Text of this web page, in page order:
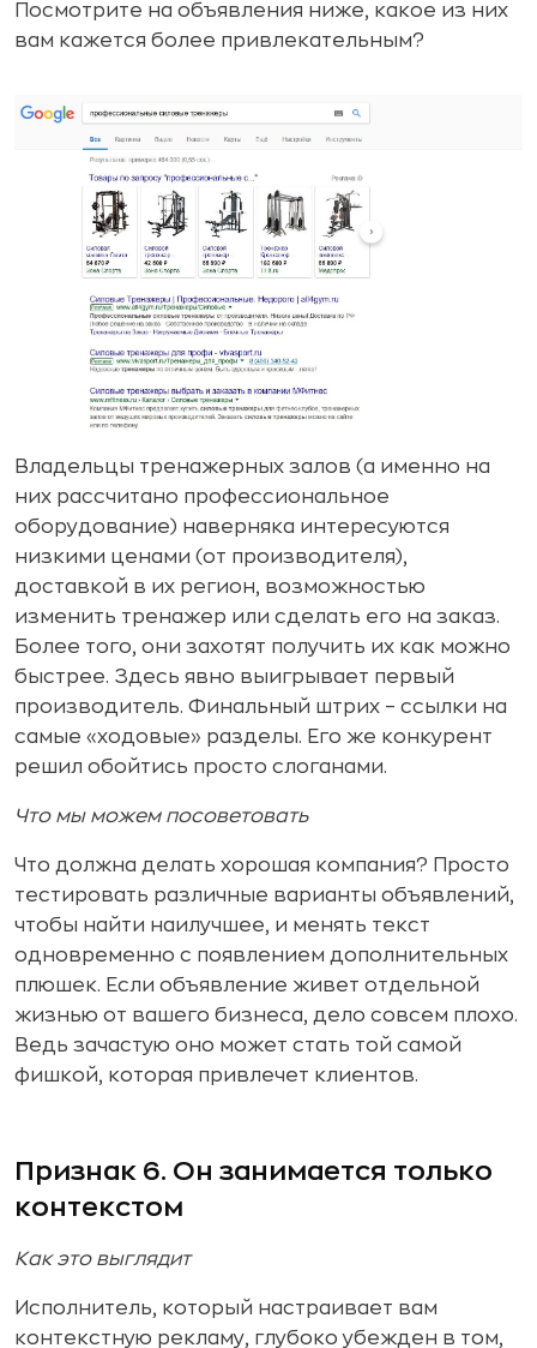
Посмотрите на объявления ниже, какое из них
вам кажется более привлекательным?
Владельцы тренажерных залов (а именно на
них рассчитано профессиональное
оборудование) наверняка интересуются
низкими ценами (от производителя),
доставкой в их регион, возможностью
изменить тренажер или сделать его на заказ.
Более того, они захотят получить их как можно
быстрее. Здесь явно выигрывает первый
производитель. Финальный штрих – ссылки на
самые «ходовые» разделы. Его же конкурент
решил обойтись просто слоганами.
Что мы можем посоветовать
Что должна делать хорошая компания? Просто
тестировать различные варианты объявлений,
чтобы найти наилучшее, и менять текст
одновременно с появлением дополнительных
плюшек. Если объявление живет отдельной
жизнью от вашего бизнеса, дело совсем плохо.
Ведь зачастую оно может стать той самой
фишкой, которая привлечет клиентов.
Признак 6. Он занимается только
контекстом
Как это выглядит
Исполнитель, который настраивает вам
контекстную рекламу, глубоко убежден в том,